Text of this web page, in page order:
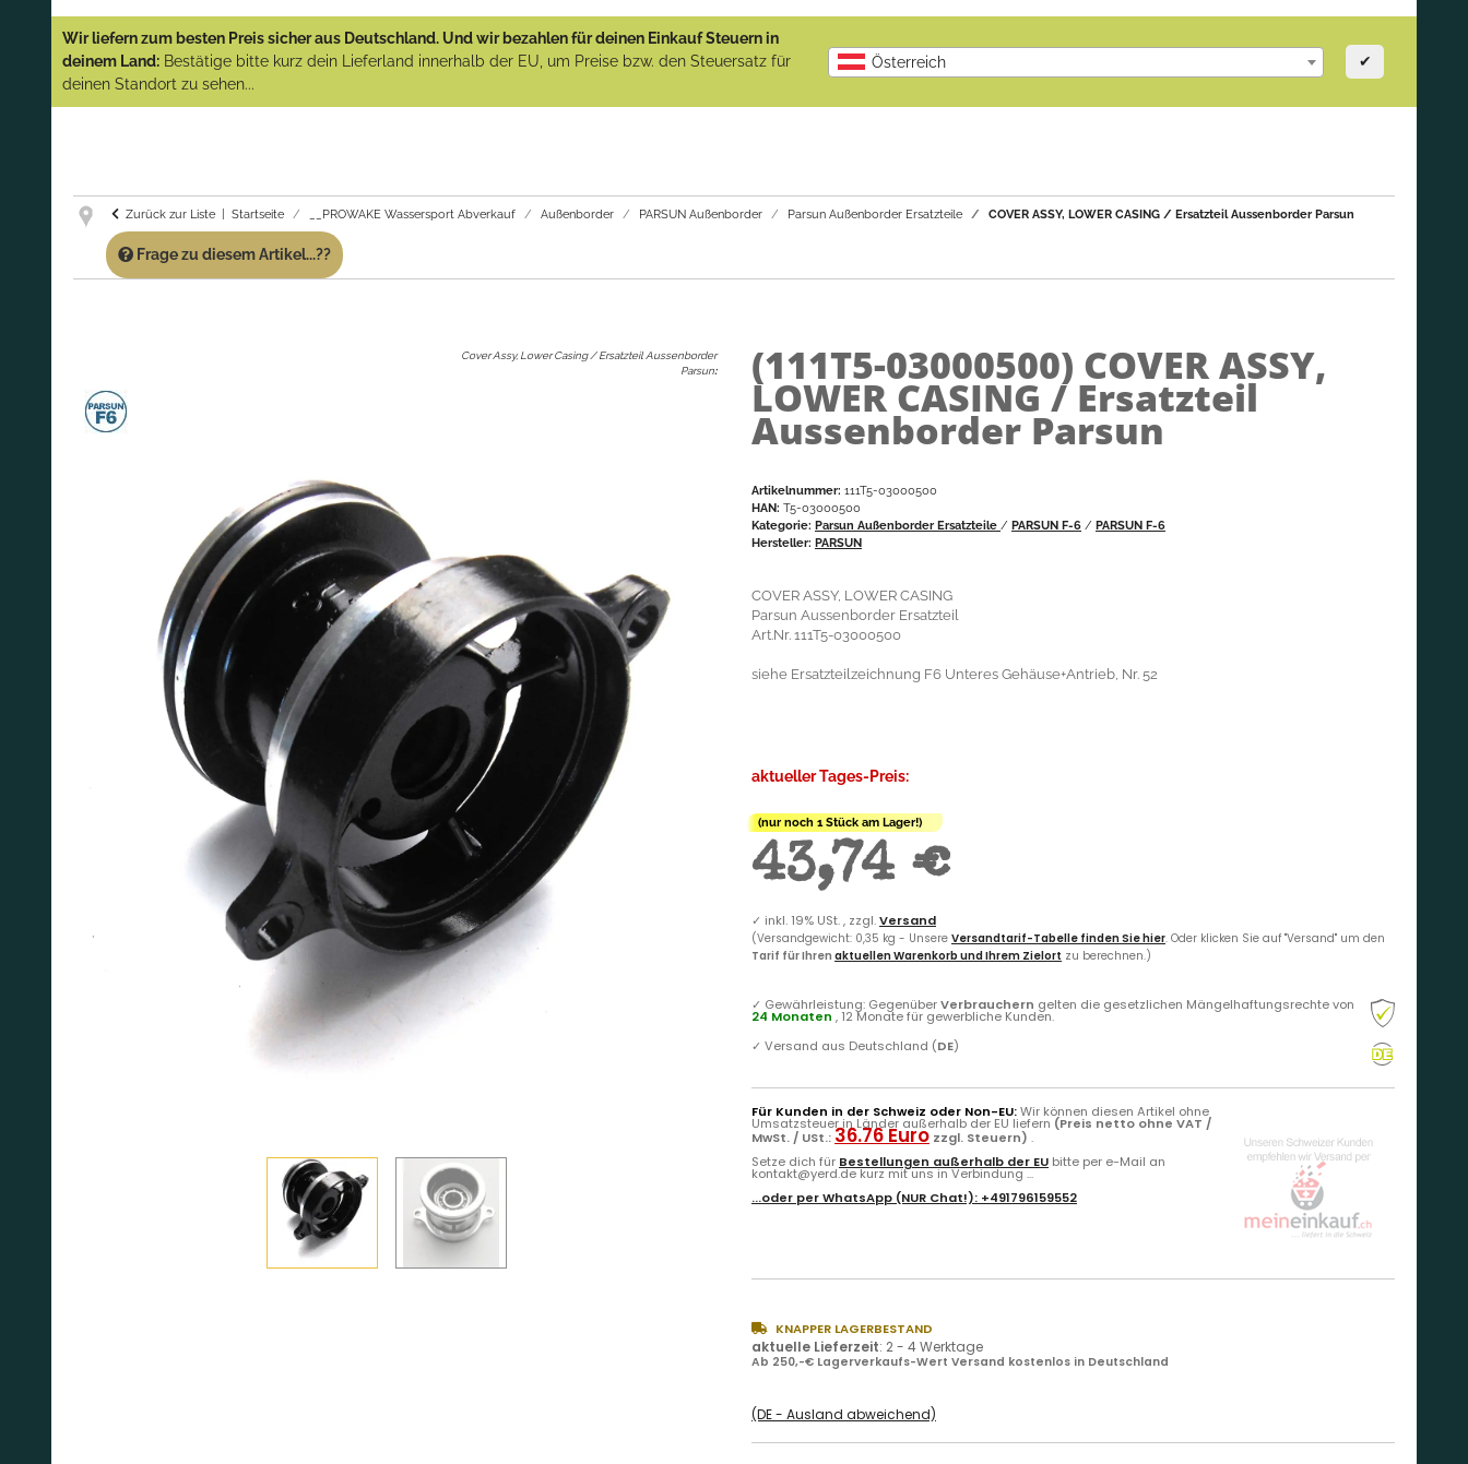
(Abverkauf)!
GARANTIE UND SERVICE:
Artikeln einfach an!
Wir liefern zum besten Preis sicher aus Deutschland. Und wir bezahlen für deinen Einkauf Steuern in
deinem Land: Bestätige bitte kurz dein Lieferland innerhalb der EU, um Preise bzw. den Steuersatz für
deinen Standort zu sehen...
Österreich ✔
Zurück zur Liste Startseite __PROWAKE Wassersport Abverkauf Außenborder PARSUN Außenborder Parsun Außenborder Ersatzteile COVER ASSY, LOWER CASING / Ersatzteil Aussenborder Parsun
Frage zu diesem Artikel...??
Cover Assy, Lower Casing / Ersatzteil Aussenborder
Parsun: (111T5-03000500) COVER ASSY,
LOWER CASING / Ersatzteil
Aussenborder Parsun
Artikelnummer: 111T5-03000500
HAN: T5-03000500
Kategorie: Parsun Außenborder Ersatzteile / PARSUN F-6 / PARSUN F-6
Hersteller: PARSUN
COVER ASSY, LOWER CASING
Parsun Aussenborder Ersatzteil
Art.Nr. 111T5-03000500
siehe Ersatzteilzeichnung F6 Unteres Gehäuse+Antrieb, Nr. 52
aktueller Tages-Preis:
(nur noch 1 Stück am Lager!)
43,74 €
✓ inkl. 19% USt. , zzgl.Versand
(Versandgewicht: 0,35 kg - Unsere Versandtarif-Tabelle finden Sie hier. Oder klicken Sie auf "Versand" um den
Tarif für Ihren aktuellen Warenkorb und Ihrem Zielort zu berechnen.)
✓ Gewährleistung: GegenüberVerbrauchern gelten die gesetzlichen Mängelhaftungsrechte von
24 Monaten , 12 Monate für gewerbliche Kunden.
✓ Versand aus Deutschland (DE)
Für Kunden in der Schweiz oder Non-EU:Wir können diesen Artikel ohne
Umsatzsteuer in Länder außerhalb der EU liefern (Preis netto ohne VAT /
MwSt. / USt.: 36.76 Euro zzgl. Steuern) .
Setze dich für Bestellungen außerhalb der EU bitte per e-Mail an
kontakt@yerd.de kurz mit uns in Verbindung ...
...oder perWhatsApp (NUR Chat!): +491796159552
KNAPPER LAGERBESTAND
aktuelle Lieferzeit: 2 - 4 Werktage
Ab 250,-€ Lagerverkaufs-Wert Versand kostenlos in Deutschland
(DE - Ausland abweichend)